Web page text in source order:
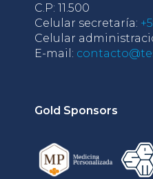
C.P: 11.500
Celular secretaría:
Celular
E-mail:
Gold Sponsors